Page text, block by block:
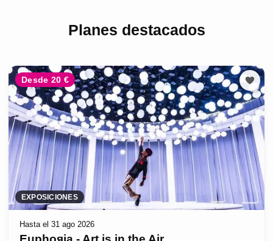
Planes destacados
Desde 20 €
EXPOSICIONES
Hasta el 31 ago 2026